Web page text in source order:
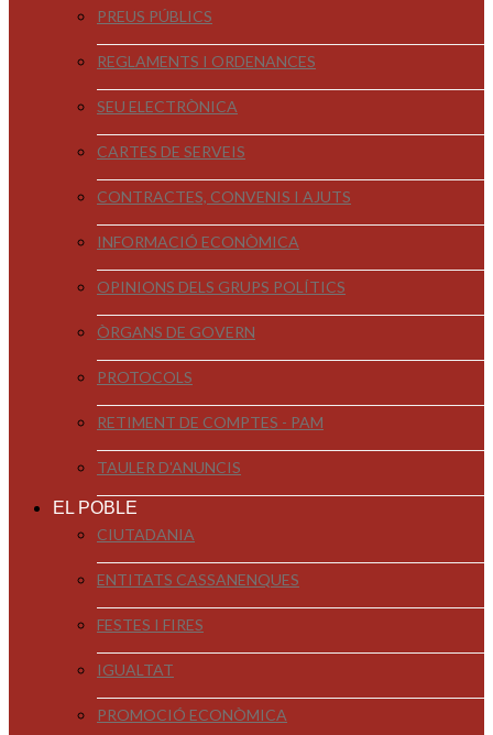
PREUS PÚBLICS
REGLAMENTS I ORDENANCES
SEU ELECTRÒNICA
CARTES DE SERVEIS
CONTRACTES, CONVENIS I AJUTS
INFORMACIÓ ECONÒMICA
OPINIONS DELS GRUPS POLÍTICS
ÒRGANS DE GOVERN
PROTOCOLS
RETIMENT DE COMPTES - PAM
TAULER D'ANUNCIS
EL POBLE
CIUTADANIA
ENTITATS CASSANENQUES
FESTES I FIRES
IGUALTAT
PROMOCIÓ ECONÒMICA